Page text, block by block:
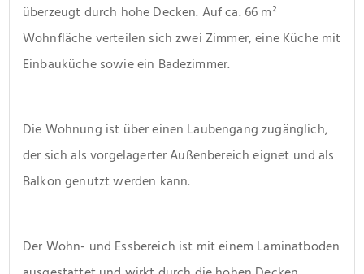
überzeugt durch hohe Decken. Auf ca. 66 m²
Wohnfläche verteilen sich zwei Zimmer, eine Küche mit
Einbauküche sowie ein Badezimmer.
Die Wohnung ist über einen Laubengang zugänglich,
der sich als vorgelagerter Außenbereich eignet und als
Balkon genutzt werden kann.
Der Wohn- und Essbereich ist mit einem Laminatboden